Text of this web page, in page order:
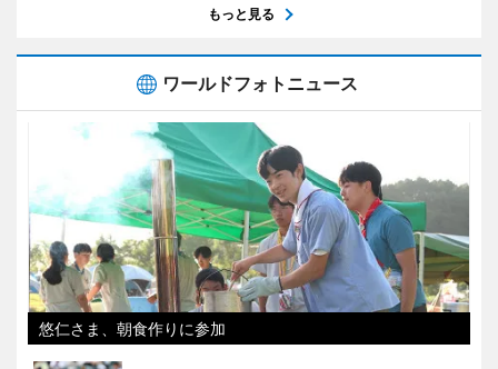
もっと見る
ワールドフォトニュース
悠仁さま、朝食作りに参加